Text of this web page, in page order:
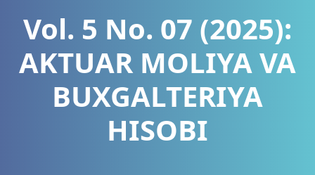
Vol. 5 No. 07 (2025):
AKTUAR MOLIYA VA
BUXGALTERIYA
HISOBI